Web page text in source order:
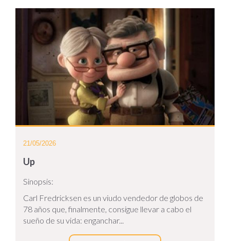
21/05/2026
Up
Sinopsis:
Carl Fredricksen es un viudo vendedor de globos de
78 años que, finalmente, consigue llevar a cabo el
sueño de su vida: enganchar...